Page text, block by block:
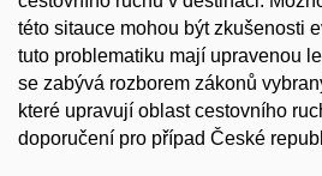
této sitauce mohou být zkušenosti
tuto problematiku mají upravenou
se zabývá rozborem zákonů
které upravují oblast cestovního
doporučení pro případ České